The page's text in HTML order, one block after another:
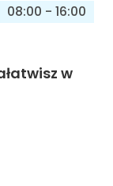
08:00 - 16:00
w